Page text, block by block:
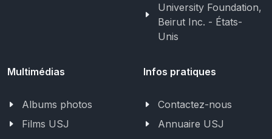
University Foundation,
Beirut Inc. - États-
Unis
Multimédias
Albums photos
Films USJ
Infos pratiques
Contactez-nous
Annuaire USJ